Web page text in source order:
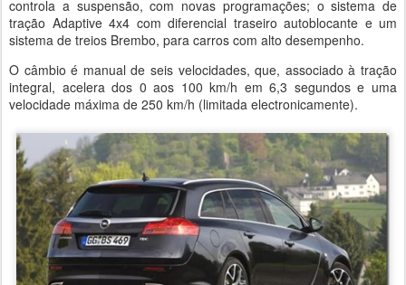
controla a suspensão, com novas programações; o sistema de
tração Adaptive 4x4 com diferencial traseiro autoblocante e um
sistema de treios Brembo, para carros com alto desempenho.
O câmbio é manual de seis velocidades, que, associado à tração
integral, acelera dos 0 aos 100 km/h em 6,3 segundos e uma
velocidade máxima de 250 km/h (limitada electronicamente).